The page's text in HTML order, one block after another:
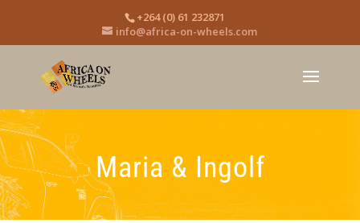
+264 (0) 61 232871
info@africa-on-wheels.com
Maria & Ingolf